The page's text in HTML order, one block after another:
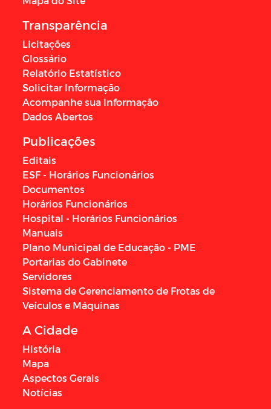
Transparência
Licitações
Glossário
Relatório Estatístico
Solicitar Informação
Acompanhe sua Informação
Dados Abertos
Publicações
Editais
ESF - Horários Funcionários
Documentos
Horários Funcionários
Hospital - Horários Funcionários
Manuais
Plano Municipal de Educação - PME
Portarias do Gabinete
Servidores
Sistema de Gerenciamento de Frotas de
Veículos e Máquinas
A Cidade
História
Mapa
Aspectos Gerais
Notícias